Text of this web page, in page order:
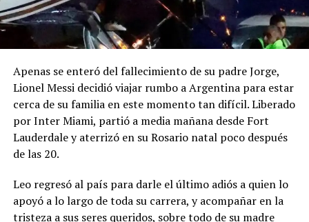
Apenas se enteró del fallecimiento de su padre Jorge,
Lionel Messi decidió viajar rumbo a Argentina para estar
cerca de su familia en este momento tan difícil. Liberado
por Inter Miami, partió a media mañana desde Fort
Lauderdale y aterrizó en su Rosario natal poco después
de las 20.
Leo regresó al país para darle el último adiós a quien lo
apoyó a lo largo de toda su carrera, y acompañar en la
tristeza a sus seres queridos, sobre todo de su madre